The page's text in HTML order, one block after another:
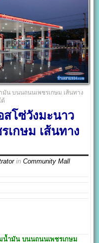
น บนนถนนเพชรเกษม เส้นทาง
สโซ่วังมะนาว
กษม เส้นทาง
inCommunity Mall
น้ำมัน บนนถนนเพชรเกษม